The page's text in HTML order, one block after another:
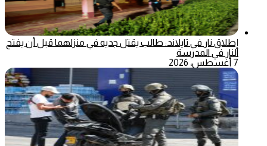
إطلاق نار في تايلاند: طالب يقتل جديه في منزلهما قبل أن يفتح
النار في المدرسة
7 أغسطس، 2026